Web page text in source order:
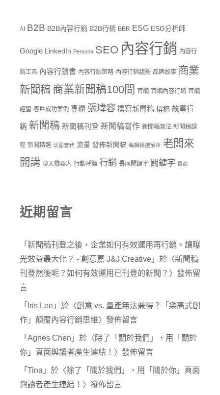
AI B2B B2B內容行銷 B2B行銷 BBR ESG ESG分析師
Google LinkedIn Persona SEO 內容行銷 內容行
銷工具 內容行銷書 內容行銷策略 內容行銷趨勢 品牌故事 商業
新聞稿 商業新聞稿100問 官網 官網內容行銷 官網
經營 客戶成功案例 專欄 張瑋容 撰寫新聞稿 撰稿 故事行
銷 新聞稿 新聞稿刊登 新聞稿寫作 新聞稿寫法 新聞稿課
程 新聞精選 法國當代 流量 發佈新聞稿 編輯精選解析 老闆來
開講 聊天機器人 行動呼籲 行銷 長尾關鍵字 關鍵字 電商
近期留言
「 新聞稿刊登之後，企業如何有效運用再行銷，讓曝
光效益最大化？ - 創意嘉 J&J Creative 」於〈新聞稿
刊登然後呢？如何有效運用已刊登的新聞？ 〉發佈留
言
「 Iris Lee 」於〈創意 vs. 量產無法兼得？「樂高式創
作」顛覆內容行銷思維〉發佈留言
「 Agnes Chen 」於〈除了「關於我們」，用「關於
你」頁面與讀者產生連結！ 〉發佈留言
「 Tina 」於〈除了「關於我們」，用「關於你」頁面
與讀者產生連結！ 〉發佈留言